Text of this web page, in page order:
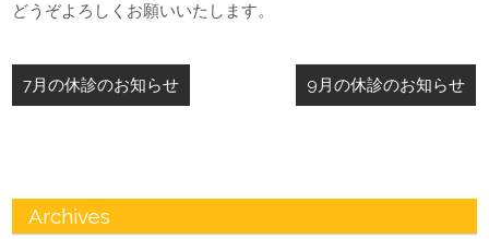
どうぞよろしくお願いいたします。
投
稿
ゲ
7月の休診のお知らせ 9月の休診のお知らせ
Archives